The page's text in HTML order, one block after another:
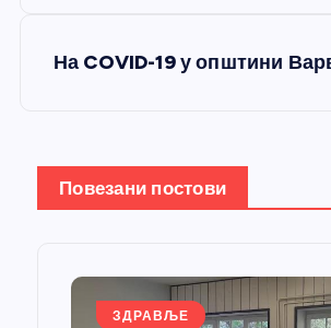
На COVID-19 у општини
Повезани постови
ЗДРАВЉЕ